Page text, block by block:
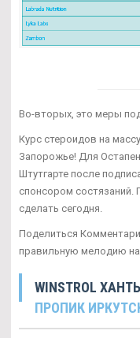
Во-вторых, это меры
Курс стероидов на
Запорожье! Для
Штутгарте после
спонсором состязаний.
сделать сегодня.
Поделиться
правильную мелодию
WINSTROL
ПРОПИК